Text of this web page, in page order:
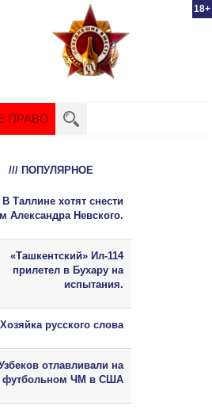
18+
ПРАВО
/// ПОПУЛЯРНОЕ
В Таллине хотят снести
Александра Невского.
«Ташкентский» Ил-114
прилетел в Бухару на
испытания.
Хозяйка русского слова
отлавливали на
футбольном ЧМ в США